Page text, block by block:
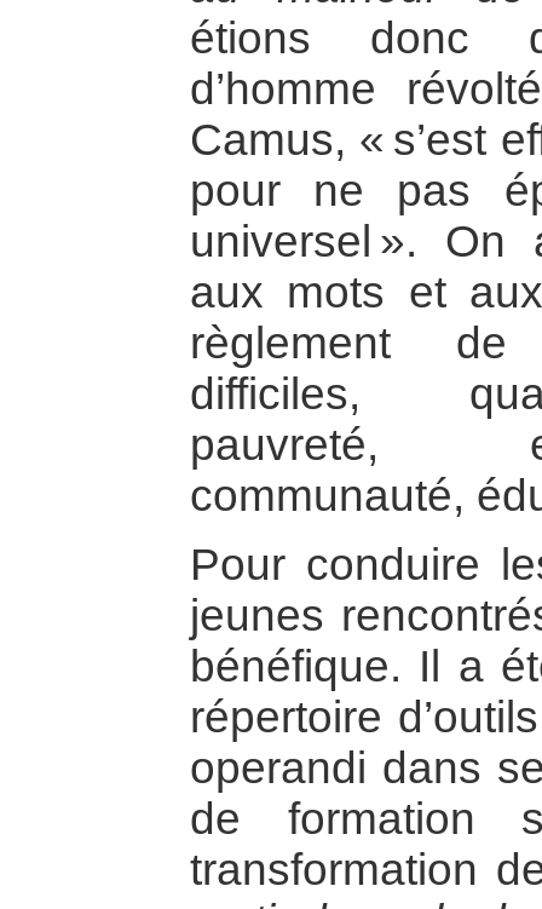
étions donc
d’homme
Camus, « s’est
pour ne pas
universel ».
aux mots et
règlement de
difficiles,
pauvreté,
communauté,
Pour conduire
jeunes
bénéfique. Il a
répertoire
operandi dans
de formation
transformation